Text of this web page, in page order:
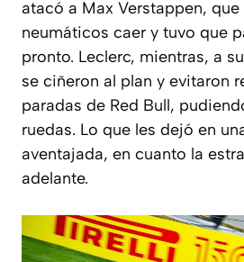
atacó a Max Verstappen, que
neumáticos caer y tuvo que
pronto. Leclerc, mientras, a
se ciñeron al plan y evitaron
paradas de Red Bull,
ruedas. Lo que les dejó en
aventajada, en cuanto la
adelante.